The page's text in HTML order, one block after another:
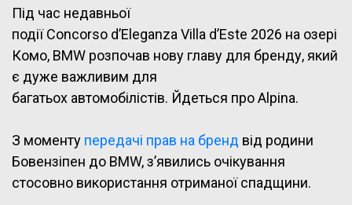
Під час недавньої
події Concorso d’Eleganza Villa d’Este 2026 на озері
Комо, BMW розпочав нову главу для бренду, який
є дуже важливим для
багатьох автомобілістів. Йдеться про Alpina.
З моменту передачі прав на бренд від родини
Бовензіпен до BMW, з’явились очікування
стосовно використання отриманої спадщини.